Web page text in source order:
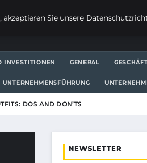
INVESTITIONEN GENERAL
UNTERNEHMENSFÜHRUNG
DOS AND DON’TS
NEWSLETTER
Sie unsere